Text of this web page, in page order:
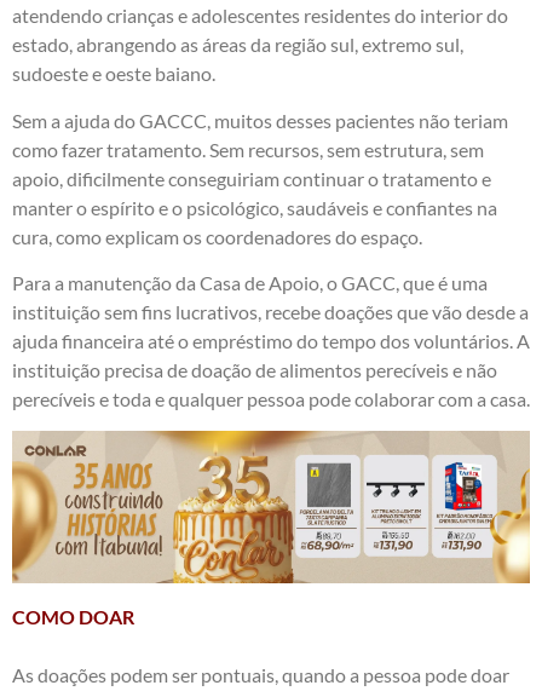
atendendo crianças e adolescentes residentes do interior do
estado, abrangendo as áreas da região sul, extremo sul,
sudoeste e oeste baiano.
Sem a ajuda do GACCC, muitos desses pacientes não teriam
como fazer tratamento. Sem recursos, sem estrutura, sem
apoio, dificilmente conseguiriam continuar o tratamento e
manter o espírito e o psicológico, saudáveis e confiantes na
cura, como explicam os coordenadores do espaço.
Para a manutenção da Casa de Apoio, o GACC, que é uma
instituição sem fins lucrativos, recebe doações que vão desde a
ajuda financeira até o empréstimo do tempo dos voluntários. A
instituição precisa de doação de alimentos perecíveis e não
perecíveis e toda e qualquer pessoa pode colaborar com a casa.
COMO DOAR
As doações podem ser pontuais, quando a pessoa pode doar